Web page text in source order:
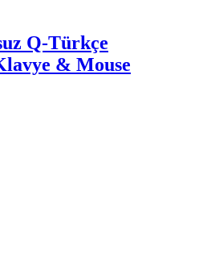
Q-Türkçe
& Mouse